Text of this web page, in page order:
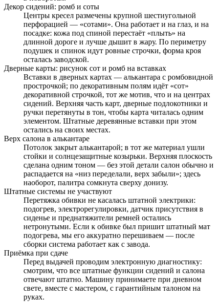
Декор сидений: ромб и соты
Центры кресел размечены крупной шестиугольной
перфорацией — «сотами». Она работает и на глаз, и на
посадке: кожа под спиной перестаёт «плыть» на
длинной дороге и лучше дышит в жару. По периметру
подушек и спинок идут ровные строчки, форма кроя
осталась заводской.
Дверные карты: рисунок сот и ромб на вставках
Вставки в дверных картах — алькантара с ромбовидной
прострочкой; по декоративным полям идёт «сот»
декоративной строчкой, тот же мотив, что и на центрах
сидений. Верхняя часть карт, дверные подлокотники и
ручки перетянуты в тон, чтобы карта читалась одним
элементом. Штатные деревянные вставки при этом
остались на своих местах.
Верх салона в алькантаре
Потолок закрыт алькантарой; в тот же материал ушли
стойки и солнцезащитные козырьки. Верхняя плоскость
сделана одним тоном — без этой детали салон обычно и
распадается на «низ переделали, верх забыли»; здесь
наоборот, палитра сомкнута сверху донизу.
Штатные системы не участвуют
Перетяжка обивки не касалась штатной электрики:
подогрев, электрорегулировки, датчик присутствия в
сиденье и преднатяжители ремней остались
нетронутыми. Если к обивке был пришит штатный мат
подогрева, мы его аккуратно перешиваем — после
сборки система работает как с завода.
Приёмка при сдаче
Перед выдачей проводим электронную диагностику:
смотрим, что все штатные функции сидений и салона
отвечают штатно. Машину принимаете при дневном
свете, вместе с мастером, с гарантийным талоном на
руках.